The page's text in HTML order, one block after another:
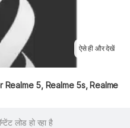
ऐसे ही और देखें
5, Realme 5s, Realme
लोड हो रहा है